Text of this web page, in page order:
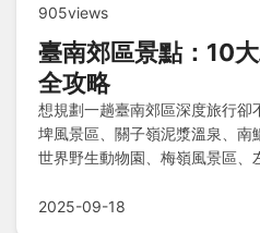
905views
臺南郊區景點：10
全攻略
想規劃一趟臺南郊區深度旅行卻
埤風景區、關子嶺泥漿溫泉、南
世界野生動物園、梅嶺風景區、
觀與親子娛樂，帶您輕鬆探索台
2025-09-18